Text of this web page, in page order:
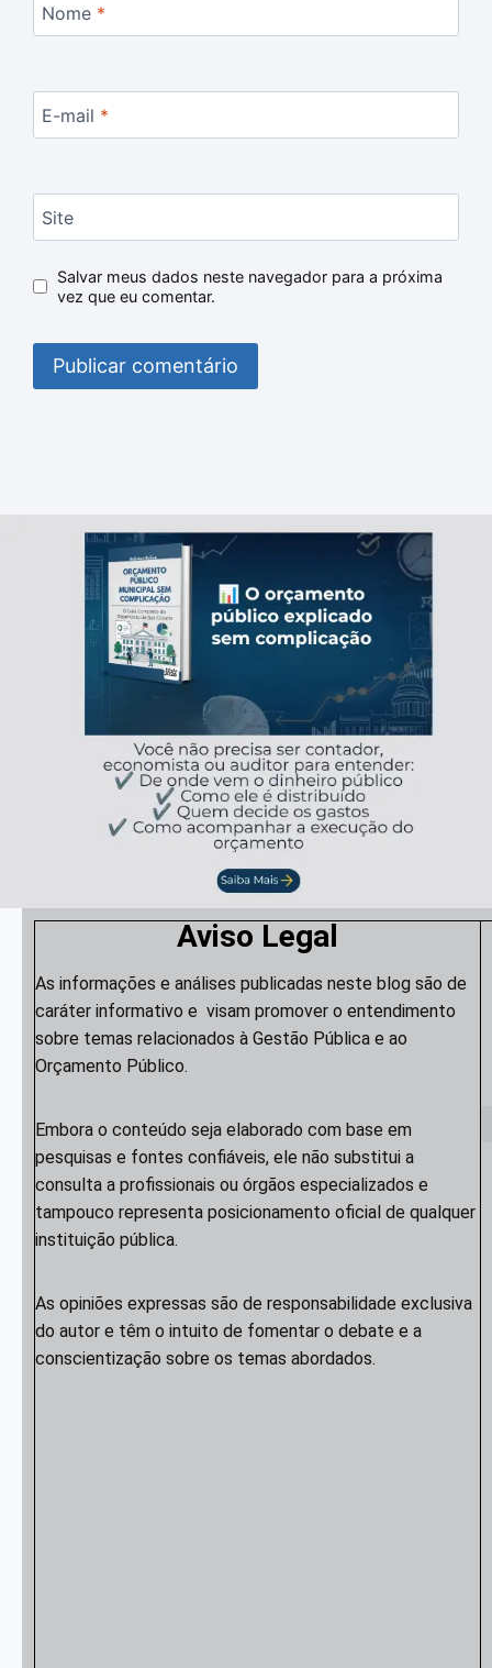
Nome *
E-mail *
Site
Salvar meus dados neste navegador para a próxima
vez que eu comentar.
Aviso Legal
As informações e análises publicadas neste blog são de
caráter informativo e visam promover o entendimento
sobre temas relacionados à Gestão Pública e ao
Orçamento Público.
Embora o conteúdo seja elaborado com base em
pesquisas e fontes confiáveis, ele não substitui a
consulta a profissionais ou órgãos especializados e
tampouco representa posicionamento oficial de qualquer
instituição pública.
As opiniões expressas são de responsabilidade exclusiva
do autor e têm o intuito de fomentar o debate e a
conscientização sobre os temas abordados.